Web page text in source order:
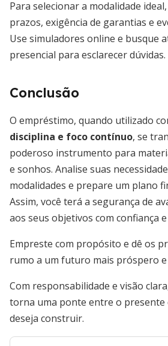
Para selecionar a modalidade
prazos, exigência de garantias e
Use simuladores online e busque
presencial para esclarecer dúvidas.
Conclusão
O empréstimo, quando utilizado
disciplina e foco contínuo, se
poderoso instrumento para
e sonhos. Analise suas
modalidades e prepare um plano
Assim, você terá a segurança de
aos seus objetivos com confiança
Empreste com propósito e dê os
rumo a um futuro mais próspero e
Com responsabilidade e visão
torna uma ponte entre o presente
deseja construir.